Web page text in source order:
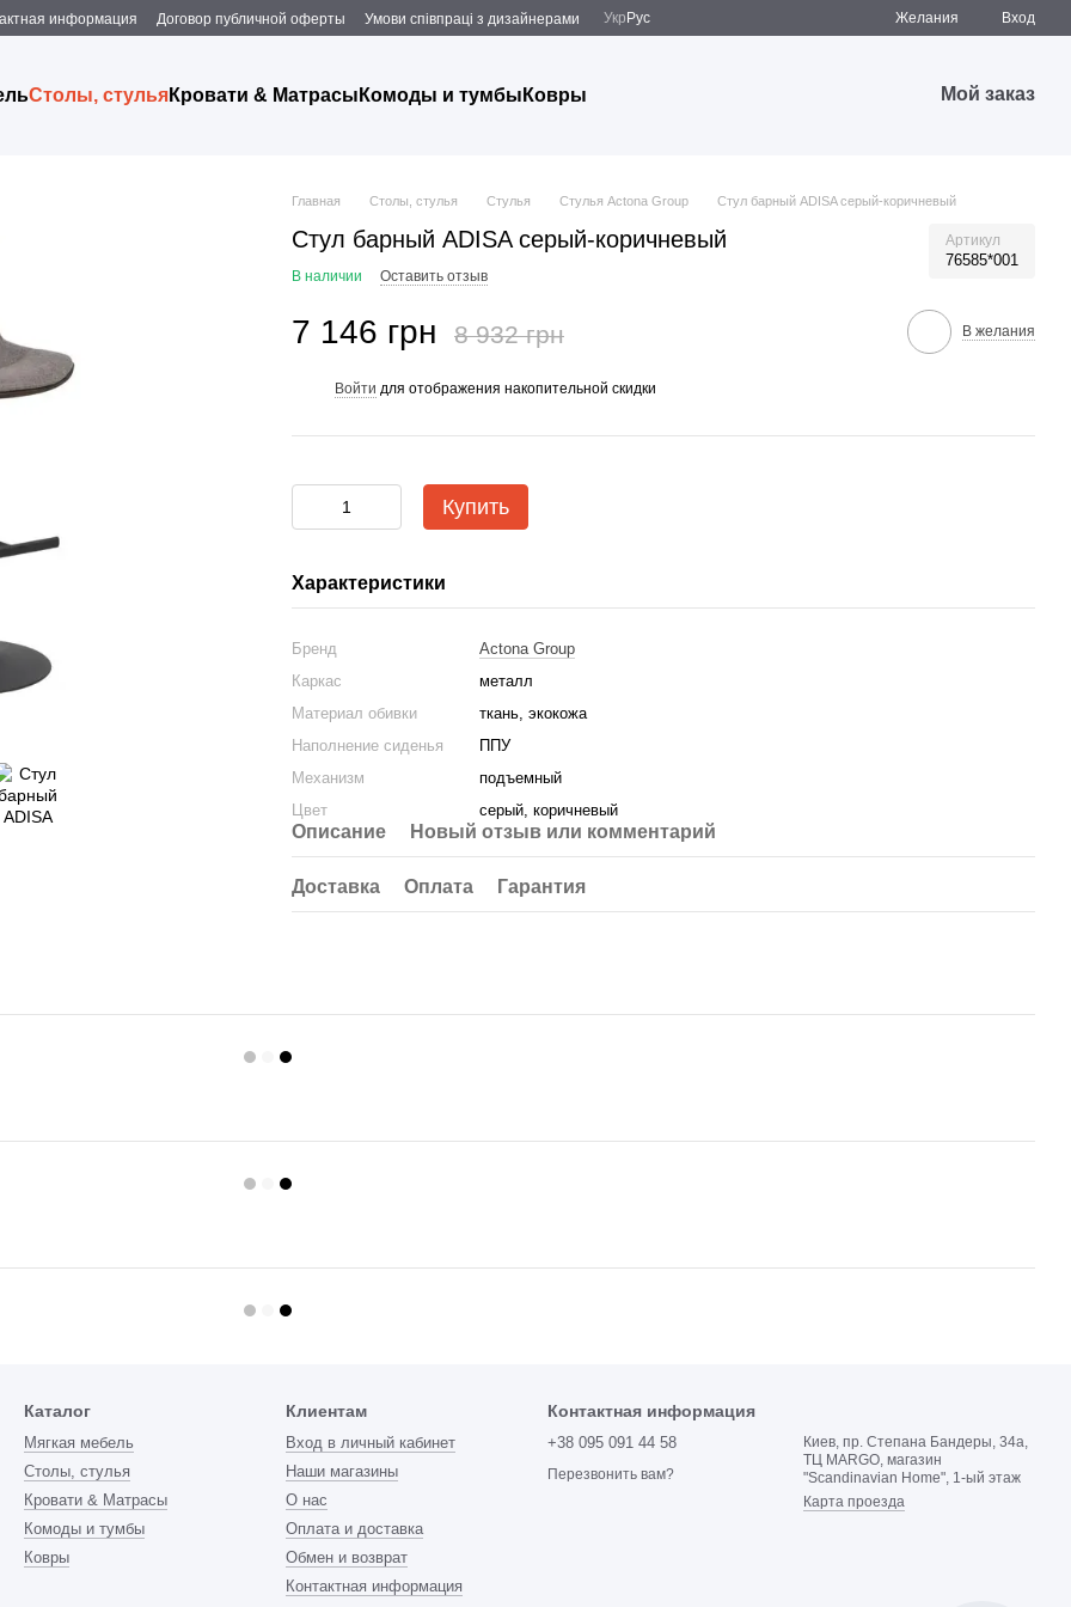
информация Договор публичной оферты Умови співпраці з дизайнерами Укр Рус Желания Вход
Столы, стульяКровати & Матрасы Комоды и тумбы Ковры Мой заказ
Главная Столы, стулья Стулья Стулья Actona Group Стул барный ADISA серый-коричневый
Стул барный ADISA серый-коричневый Артикул
76585*001
В наличии Оставить отзыв
7 146 грн 8 932 грн В желания
Войти для отображения накопительной скидки
Купить
Характеристики
Бренд
Actona Group
Каркас
металл
Материал обивки
ткань, экокожа
Наполнение сиденья
ППУ
Механизм
подъемный
Цвет
серый, коричневый
Описание Новый отзыв или комментарий
Доставка Оплата Гарантия
Каталог
Мягкая мебель
Столы, стулья
Кровати & Матрасы
Комоды и тумбы
Ковры
Клиентам
Вход в личный кабинет
Наши магазины
О нас
Оплата и доставка
Обмен и возврат
Контактная информация
Контактная информация
+38 095 091 44 58
Перезвонить вам?
Киев, пр. Степана Бандеры, 34а,
ТЦ MARGO, магазин
"Scandinavian Home", 1-ый этаж
Карта проезда